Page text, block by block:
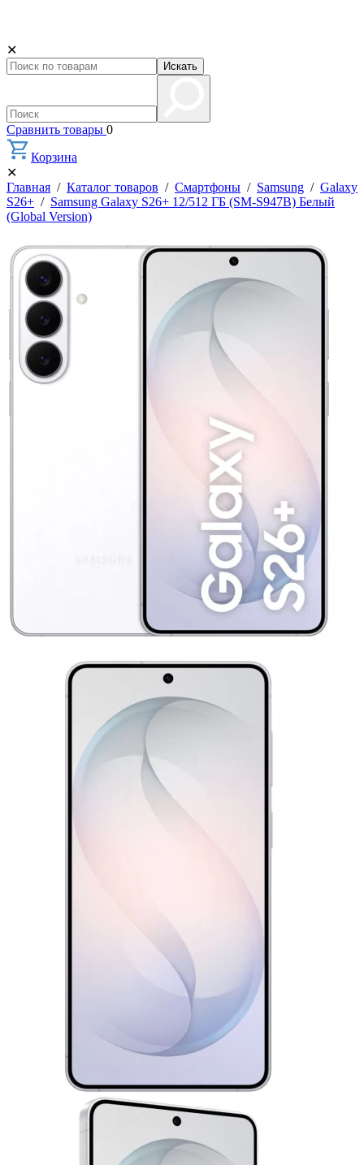
✕
Искать
Сравнить товары 0
Корзина
✕
Главная / Каталог товаров / Смартфоны / Samsung / Galaxy
S26+ / Samsung Galaxy S26+ 12/512 ГБ (SM-S947B) Белый
(Global Version)